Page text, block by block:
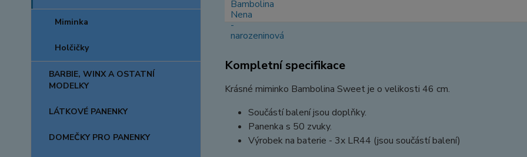
Miminka
Holčičky
BARBIE, WINX A OSTATNÍ
MODELKY
LÁTKOVÉ PANENKY
DOMEČKY PRO PANENKY
Kompletní specifikace
Krásné miminko Bambolina Sweet je o velikosti 46 cm.
Součástí balení jsou doplňky.
Panenka s 50 zvuky.
Výrobek na baterie - 3x LR44 (jsou součástí balení)